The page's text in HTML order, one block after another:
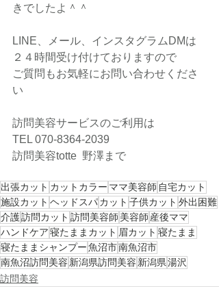
きでしたよ＾＾
LINE、メール、インスタグラムDMは
２４時間受け付けておりますので
ご質問もお気軽にお問い合わせくださ
い
訪問美容サービスのご利用は
TEL 070-8364-2039
訪問美容totte  野澤まで
出張カット カットカラー ママ美容師 自宅カット
施設カット ヘッドスパカット 子供カット 外出困難
介護訪問カット 訪問美容師 美容師 産後ママ
ハンドケア寝たままカット 眉カット 寝たまま
寝たままシャンプー魚沼市南魚沼市
南魚沼訪問美容 新潟県訪問美容 新潟県湯沢
訪問美容